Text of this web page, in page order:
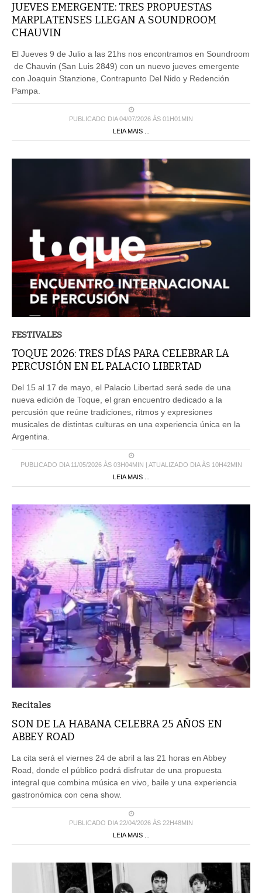
JUEVES EMERGENTE: TRES PROPUESTAS
MARPLATENSES LLEGAN A SOUNDROOM
CHAUVIN
El Jueves 9 de Julio a las 21hs nos encontramos en Soundroom
de Chauvin (San Luis 2849) con un nuevo jueves emergente
con Joaquin Stanzione, Contrapunto Del Nido y Redención
Pampa.
PUBLICADO DIA 04/07/2026 ÀS 01H01MIN
LEIA MAIS ...
FESTIVALES
TOQUE 2026: TRES DÍAS PARA CELEBRAR LA
PERCUSIÓN EN EL PALACIO LIBERTAD
Del 15 al 17 de mayo, el Palacio Libertad será sede de una
nueva edición de Toque, el gran encuentro dedicado a la
percusión que reúne tradiciones, ritmos y expresiones
musicales de distintas culturas en una experiencia única en la
Argentina.
PUBLICADO DIA 11/05/2026 ÀS 03H04MIN | ATUALIZADO DIA ÀS 10H42MIN
LEIA MAIS ...
Recitales
SON DE LA HABANA CELEBRA 25 AÑOS EN
ABBEY ROAD
La cita será el viernes 24 de abril a las 21 horas en Abbey
Road, donde el público podrá disfrutar de una propuesta
integral que combina música en vivo, baile y una experiencia
gastronómica con cena show.
PUBLICADO DIA 22/04/2026 ÀS 22H48MIN
LEIA MAIS ...